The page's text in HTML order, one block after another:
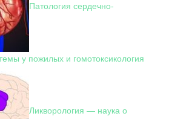
Патология сердечно-
у пожилых и гомотоксикология
Ликворология — наука о